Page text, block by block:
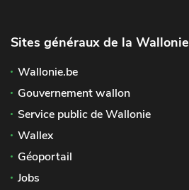
Sites généraux de la Wallonie
Wallonie.be
Gouvernement wallon
Service public de Wallonie
Wallex
Géoportail
Jobs